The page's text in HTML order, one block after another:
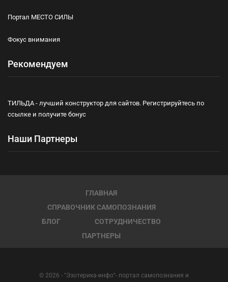
Портал МЕСТО СИЛЫ
Фокус внимания
Рекомендуем
ТИЛЬДА - лучший конструктор для сайтов. Регистрируйтесь по
ссылке и получите бонус
Наши Партнеры
ГЛАВНАЯ
СПРАВОЧНИК САМОПОЗНАНИЯ
БЛОГ
СОТРУДНИЧЕСТВО
ПАРТНЕРЫ
© 2026 - "Эзотерика-инфо"- портал самопознания и